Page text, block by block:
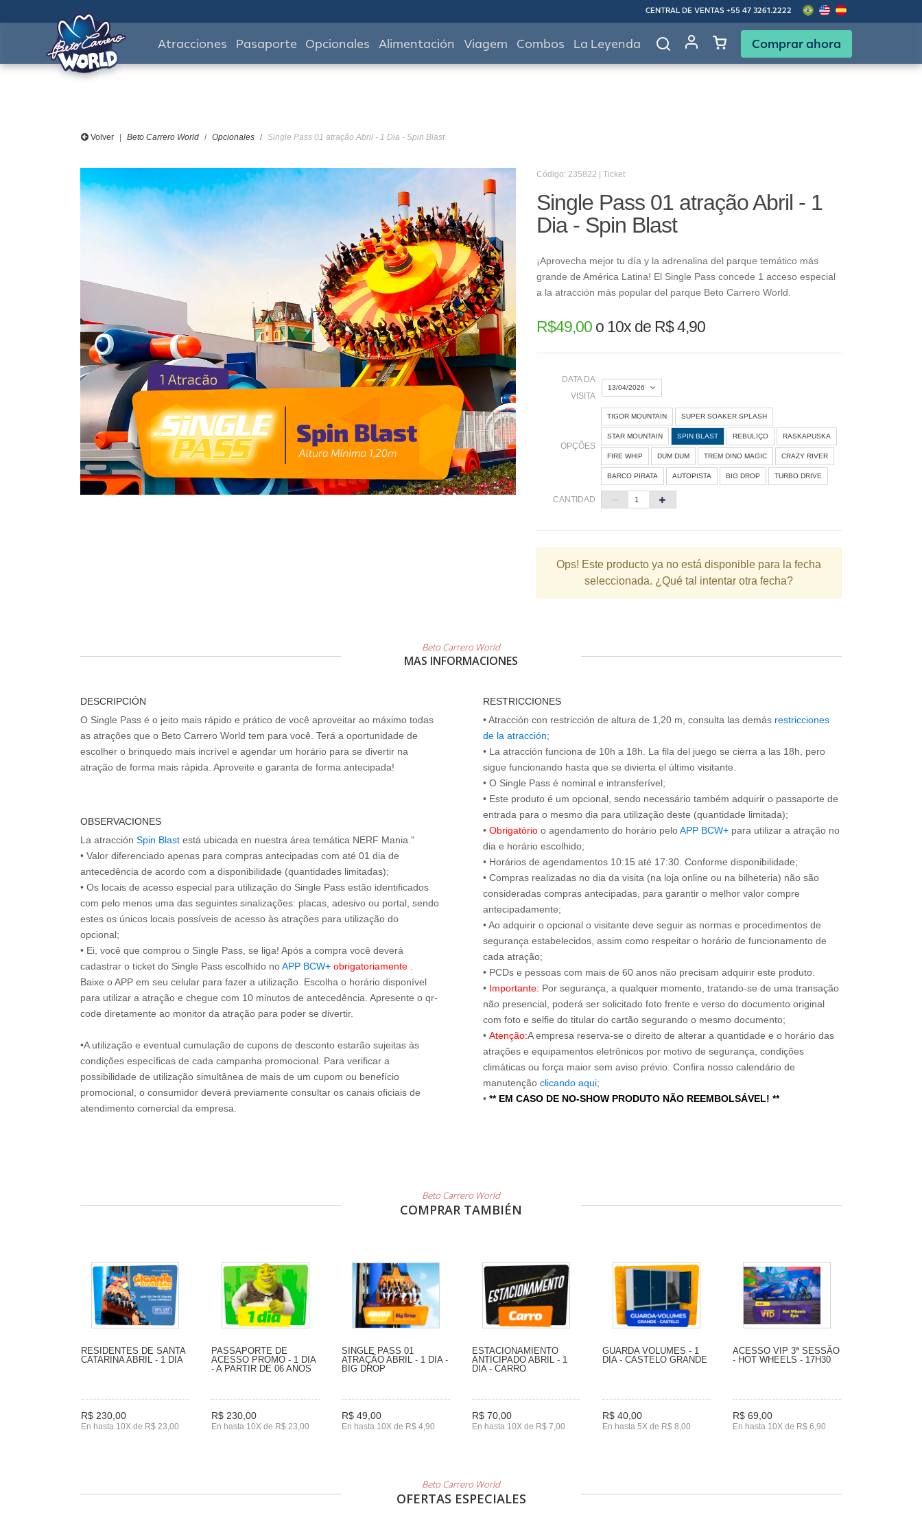
CENTRAL DE VENTAS +55 47 3261.2222
Atracciones Pasaporte Opcionales Alimentación Viagem Combos La Leyenda Comprar ahora
Volver Beto Carrero World Opcionales Single Pass 01 atração Abril - 1 Dia - Spin Blast
Código: 235822 | Ticket
Single Pass 01 atração Abril - 1
Dia - Spin Blast
¡Aprovecha mejor tu día y la adrenalina del parque temático más
grande de América Latina! El Single Pass concede 1 acceso especial
a la atracción más popular del parque Beto Carrero World.
R$49,00o 10x de R$ 4,90
DATA DA
VISITA
13/04/2026
« Agosto 2026 »
D S Q Q S S
1
24 27 28 29
30 31
OPÇÕES
TIGOR MOUNTAIN SUPER SOAKER SPLASH
STAR MOUNTAIN SPIN BLAST REBULIÇO RASKAPUSKA
FIRE WHIP DUM DUM TREM DINO MAGIC CRAZY RIVER
BARCO PIRATA AUTOPISTA BIG DROP TURBO DRIVE
CANTIDAD
Ops! Este producto ya no está disponible para la fecha
seleccionada. ¿Qué tal intentar otra fecha?
Beto Carrero World
MAS INFORMACIONES
DESCRIPCIÓN
O Single Pass é o jeito mais rápido e prático de você aproveitar ao máximo todas
as atrações que o Beto Carrero World tem para você. Terá a oportunidade de
escolher o brinquedo mais incrível e agendar um horário para se divertir na
atração de forma mais rápida. Aproveite e garanta de forma antecipada!
OBSERVACIONES
La atracción Spin Blast está ubicada en nuestra área temática NERF Mania."
• Valor diferenciado apenas para compras antecipadas com até 01 dia de
antecedência de acordo com a disponibilidade (quantidades limitadas);
• Os locais de acesso especial para utilização do Single Pass estão identificados
com pelo menos uma das seguintes sinalizações: placas, adesivo ou portal, sendo
estes os únicos locais possíveis de acesso às atrações para utilização do
opcional;
• Ei, você que comprou o Single Pass, se liga! Após a compra você deverá
cadastrar o ticket do Single Pass escolhido noAPP BCW+ obrigatoriamente
Baixe o APP em seu celular para fazer a utilização. Escolha o horário disponível
para utilizar a atração e chegue com 10 minutos de antecedência. Apresente o qr-
code diretamente ao monitor da atração para poder se divertir.
•A utilização e eventual cumulação de cupons de desconto estarão sujeitas às
condições específicas de cada campanha promocional. Para verificar a
possibilidade de utilização simultânea de mais de um cupom ou benefício
promocional, o consumidor deverá previamente consultar os canais oficiais de
atendimento comercial da empresa.
RESTRICCIONES
• Atracción con restricción de altura de 1,20 m, consulta las demás restricciones
de la atracción;
• La atracción funciona de 10h a 18h. La fila del juego se cierra a las 18h, pero
sigue funcionando hasta que se divierta el último visitante.
• O Single Pass é nominal e intransferível;
• Este produto é um opcional, sendo necessário também adquirir o passaporte de
entrada para o mesmo dia para utilização deste (quantidade limitada);
• Obrigatório o agendamento do horário peloAPP BCW+ para utilizar a atração no
dia e horário escolhido;
• Horários de agendamentos 10:15 até 17:30. Conforme disponibilidade;
• Compras realizadas no dia da visita (na loja online ou na bilheteria) não são
consideradas compras antecipadas, para garantir o melhor valor compre
antecipadamente;
• Ao adquirir o opcional o visitante deve seguir as normas e procedimentos de
segurança estabelecidos, assim como respeitar o horário de funcionamento de
cada atração;
• PCDs e pessoas com mais de 60 anos não precisam adquirir este produto.
• Importante: Por segurança, a qualquer momento, tratando-se de uma transação
não presencial, poderá ser solicitado foto frente e verso do documento original
com foto e selfie do titular do cartão segurando o mesmo documento;
• Atenção:A empresa reserva-se o direito de alterar a quantidade e o horário das
atrações e equipamentos eletrônicos por motivo de segurança, condições
climáticas ou força maior sem aviso prévio. Confira nosso calendário de
manutenção clicando aqui;
• ** EM CASO DE NO-SHOW PRODUTO NÃO REEMBOLSÁVEL! **
Beto Carrero World
COMPRAR TAMBIÉN
RESIDENTES DE SANTA
CATARINA ABRIL - 1 DIA
R$ 230,00
En hasta 10X de R$ 23,00
PASSAPORTE DE
ACESSO PROMO - 1 DIA
- A PARTIR DE 06 ANOS
R$ 230,00
En hasta 10X de R$ 23,00
SINGLE PASS 01
ATRAÇÃO ABRIL - 1 DIA -
BIG DROP
R$ 49,00
En hasta 10X de R$ 4,90
ESTACIONAMIENTO
ANTICIPADO ABRIL - 1
DIA - CARRO
R$ 70,00
En hasta 10X de R$ 7,00
GUARDA VOLUMES - 1
DIA - CASTELO GRANDE
R$ 40,00
En hasta 5X de R$ 8,00
ACESSO VIP 3ª SESSÃO
- HOT WHEELS - 17H30
R$ 69,00
En hasta 10X de R$ 6,90
Beto Carrero World
OFERTAS ESPECIALES